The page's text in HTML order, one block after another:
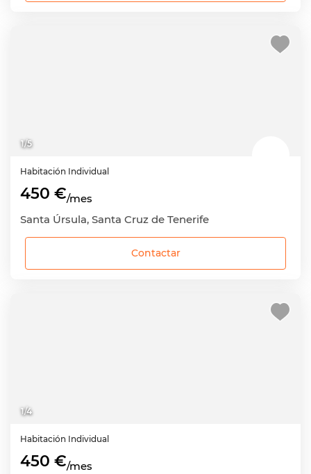
1/5
Habitación Individual
450 €/mes
Santa Úrsula, Santa Cruz de Tenerife
Contactar
1/4
Habitación Individual
450 €/mes